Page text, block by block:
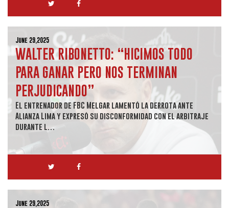
June 29,2025
WALTER RIBONETTO: “HICIMOS TODO
PARA GANAR PERO NOS TERMINAN
PERJUDICANDO”
El entrenador de FBC Melgar lamentó la derrota ante
Alianza Lima y expresó su disconformidad con el arbitraje
durante l…
June 29,2025